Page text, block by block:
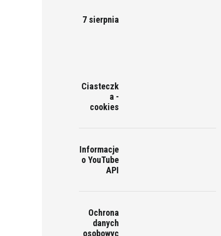
7 sierpnia
Ciasteczk
a -
cookies
Informacje
o YouTube
API
Ochrona
danych
osobowyc